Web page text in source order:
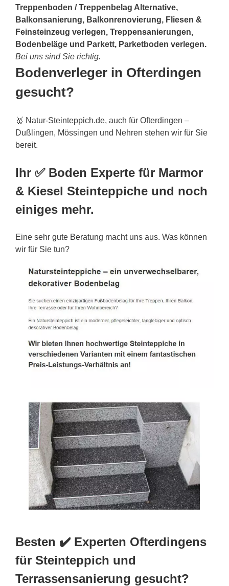
Treppenboden / Treppenbelag Alternative,
Balkonsanierung, Balkonrenovierung, Fliesen &
Feinsteinzeug verlegen, Treppensanierungen,
Bodenbeläge und Parkett, Parketboden verlegen.
Bei uns sind Sie richtig.
Bodenverleger in Ofterdingen
gesucht?
🥇 Natur-Steinteppich.de, auch für Ofterdingen –
Dußlingen, Mössingen und Nehren stehen wir für Sie
bereit.
Ihr ✅ Boden Experte für Marmor
& Kiesel Steinteppiche und noch
einiges mehr.
Eine sehr gute Beratung macht uns aus. Was können
wir für Sie tun?
Besten ✔️ Experten Ofterdingens
für Steinteppich und
Terrassensanierung gesucht?